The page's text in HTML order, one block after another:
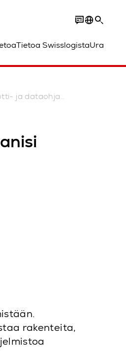
Tietoa SwisslogistaUra
ja dataohjatut ratkaisut
rakenteita,